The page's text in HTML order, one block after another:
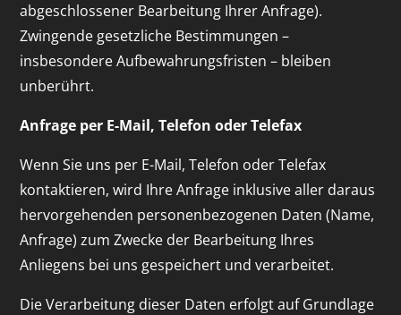
abgeschlossener Bearbeitung Ihrer Anfrage).
Zwingende gesetzliche Bestimmungen –
insbesondere Aufbewahrungsfristen – bleiben
unberührt.
Anfrage per E-Mail, Telefon oder Telefax
Wenn Sie uns per E-Mail, Telefon oder Telefax
kontaktieren, wird Ihre Anfrage inklusive aller daraus
hervorgehenden personenbezogenen Daten (Name,
Anfrage) zum Zwecke der Bearbeitung Ihres
Anliegens bei uns gespeichert und verarbeitet.
Die Verarbeitung dieser Daten erfolgt auf Grundlage